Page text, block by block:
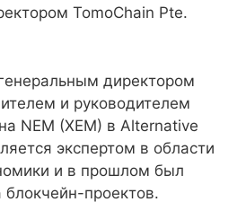
TomoChain Pte.
директором
и руководителем
NEM (XEM) в Alternative
экспертом в области
и в прошлом был
проектов.